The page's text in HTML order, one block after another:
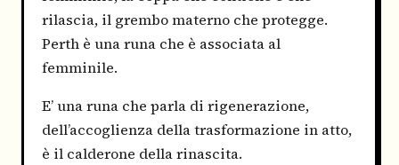
rilascia, il grembo materno che protegge.
Perth è una runa che è associata al
femminile.
E’ una runa che parla di rigenerazione,
dell’accoglienza della trasformazione in atto,
è il calderone della rinascita.